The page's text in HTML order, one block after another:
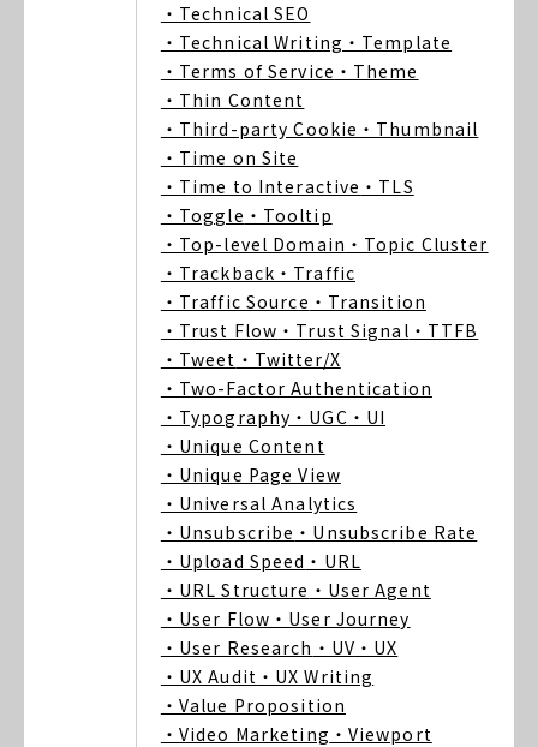
・Technical SEO
・Technical Writing ・Template
・Terms of Service ・Theme
・Thin Content
・Third-party Cookie ・Thumbnail
・Time on Site
・Time to Interactive ・TLS
・Toggle ・Tooltip
・Top-level Domain ・Topic Cluster
・Trackback ・Traffic
・Traffic Source ・Transition
・Trust Flow ・Trust Signal ・TTFB
・Tweet ・Twitter/X
・Two-Factor Authentication
・Typography ・UGC ・UI
・Unique Content
・Unique Page View
・Universal Analytics
・Unsubscribe ・Unsubscribe Rate
・Upload Speed ・URL
・URL Structure ・User Agent
・User Flow ・User Journey
・User Research ・UV ・UX
・UX Audit ・UX Writing
・Value Proposition
・Video Marketing ・Viewport